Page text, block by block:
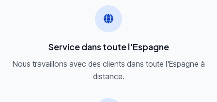
Service dans toute l'Espagne
Nous travaillons avec des clients dans toute l'Espagne à
distance.